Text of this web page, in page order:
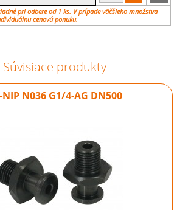
pri odbere od 1 ks. V prípade väčšieho množstva
cenovú ponuku.
Súvisiace produkty
NIP N036 G1/4-AG DN500